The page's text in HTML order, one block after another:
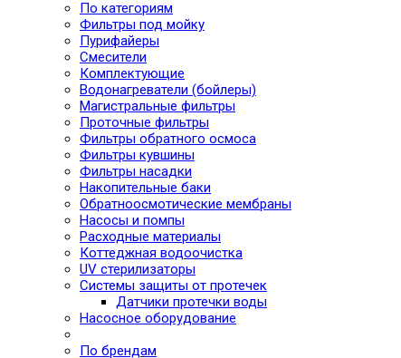
По категориям
Фильтры под мойку
Пурифайеры
Смесители
Комплектующие
Водонагреватели (бойлеры)
Магистральные фильтры
Проточные фильтры
Фильтры обратного осмоса
Фильтры кувшины
Фильтры насадки
Накопительные баки
Обратноосмотические мембраны
Насосы и помпы
Расходные материалы
Коттеджная водоочистка
UV стерилизаторы
Системы защиты от протечек
Датчики протечки воды
Насосное оборудование
По брендам